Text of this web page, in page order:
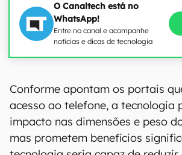
O Canaltech está no
WhatsApp!
Entre no canal e acompanhe
notícias e dicas de tecnologia